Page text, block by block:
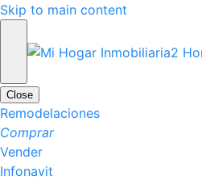
Skip to main content
Close
Remodelaciones
Comprar
Vender
Infonavit